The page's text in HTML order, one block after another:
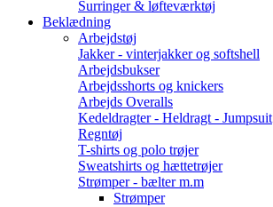
Surringer & løfteværktøj
Beklædning
Arbejdstøj
Jakker - vinterjakker og softshell
Arbejdsbukser
Arbejdsshorts og knickers
Arbejds Overalls
Kedeldragter - Heldragt - Jumpsuit
Regntøj
T-shirts og polo trøjer
Sweatshirts og hættetrøjer
Strømper - bælter m.m
Strømper